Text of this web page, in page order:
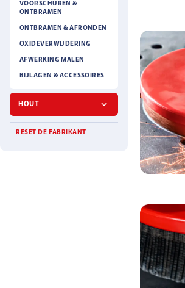
VOORSCHUREN &
ONTBRAMEN
ONTBRAMEN & AFRONDEN
OXIDEVERWIJDERING
AFWERKING MALEN
BIJLAGEN & ACCESSOIRES
HOUT
RESET DE FABRIKANT